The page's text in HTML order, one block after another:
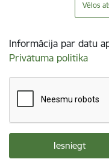
Vēlos
Informācija par datu
Privātuma politika